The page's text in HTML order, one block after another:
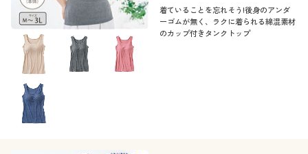
着ていることを忘れそう!後身のアンダ
ーゴムが無く、ラクに着られる綿混素材
のカップ付きタンクトップ